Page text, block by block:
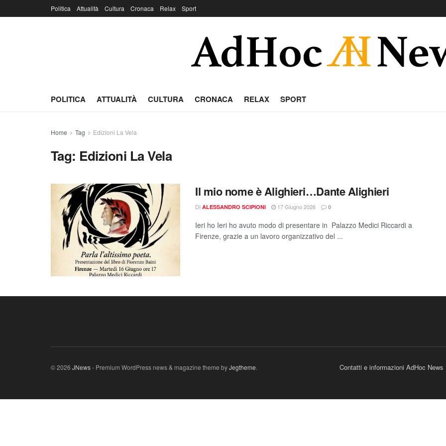
Politica Attualità Cultura Cronaca Relax Sport
POLITICA ATTUALITÀ CULTURA CRONACA RELAX SPORT
Home Tag Edizioni La Vela
Tag: Edizioni La Vela
Il mio nome è Alighieri…Dante Alighieri
DI ALESSANDRO SCIPIONI 17 Giugno 2026 0
Ieri ho Ieri ho avuto modo di presentare in Palazzo Medici Riccardi a
Firenze, grazie a un lavoro organizzativo del ...
Contatti e informazioni AdHoc News
© 2026 JNews- Premium WordPress news & magazine theme byJegtheme.